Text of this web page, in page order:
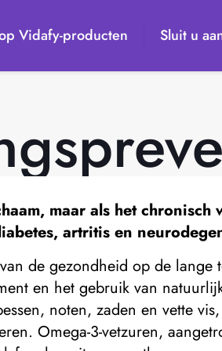
Vidafy-producten Sluit u
maar als het
artritis en
de gezondheid op de
en het gebruik van
noten, zaden en vette
Omega-3-vetzuren,